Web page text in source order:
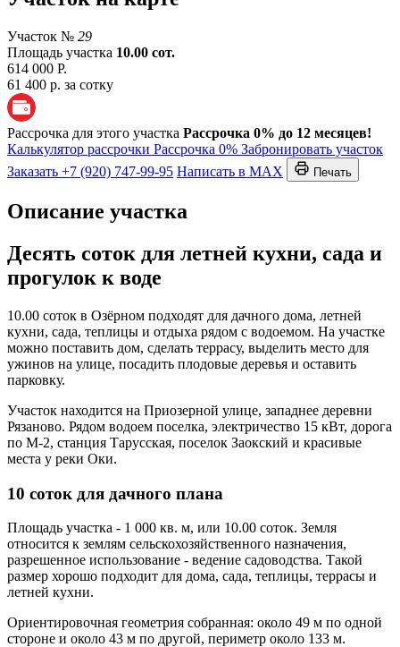
Участок № 29
Площадь участка 10.00 сот.
614 000 Р.
61 400 р. за сотку
Рассрочка для этого участка Рассрочка 0% до 12 месяцев!
Калькулятор рассрочки Рассрочка 0% Забронировать участок
Заказать +7 (920) 747-99-95 Написать в MAX Печать
Описание участка
Десять соток для летней кухни, сада и
прогулок к воде
10.00 соток в Озёрном подходят для дачного дома, летней
кухни, сада, теплицы и отдыха рядом с водоемом. На участке
можно поставить дом, сделать террасу, выделить место для
ужинов на улице, посадить плодовые деревья и оставить
парковку.
Участок находится на Приозерной улице, западнее деревни
Рязаново. Рядом водоем поселка, электричество 15 кВт, дорога
по М-2, станция Тарусская, поселок Заокский и красивые
места у реки Оки.
10 соток для дачного плана
Площадь участка - 1 000 кв. м, или 10.00 соток. Земля
относится к землям сельскохозяйственного назначения,
разрешенное использование - ведение садоводства. Такой
размер хорошо подходит для дома, сада, теплицы, террасы и
летней кухни.
Ориентировочная геометрия собранная: около 49 м по одной
стороне и около 43 м по другой, периметр около 133 м.